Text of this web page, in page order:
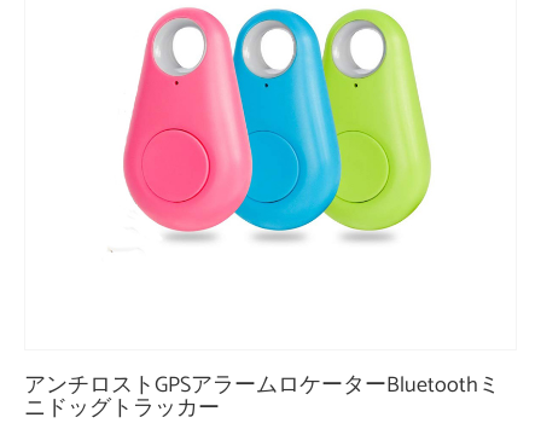
アンチロストGPSアラームロケーターBluetoothミ
ニドッグトラッカー